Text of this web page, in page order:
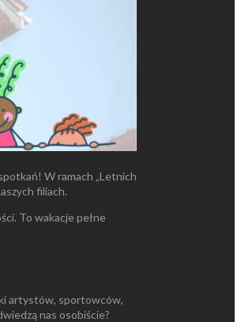
W ramach „Letnich
filiach.
To wakacje pełne
artystów, sportowców,
nas osobiście?